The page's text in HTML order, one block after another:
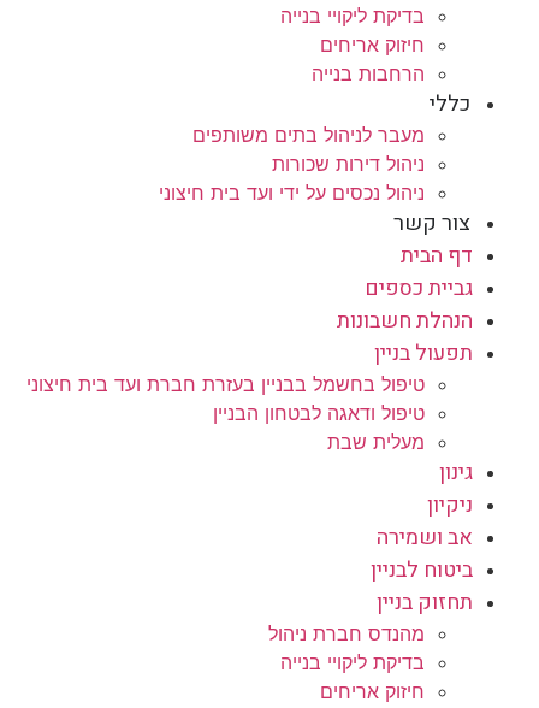
בדיקת ליקויי בנייה
חיזוק אריחים
הרחבות בנייה
כללי
מעבר לניהול בתים משותפים
ניהול דירות שכורות
ניהול נכסים על ידי ועד בית חיצוני
צור קשר
דף הבית
גביית כספים
הנהלת חשבונות
תפעול בניין
טיפול בחשמל בבניין בעזרת חברת ועד בית חיצוני
טיפול ודאגה לבטחון הבניין
מעלית שבת
גינון
ניקיון
אב ושמירה
ביטוח לבניין
תחזוק בניין
מהנדס חברת ניהול
בדיקת ליקויי בנייה
חיזוק אריחים